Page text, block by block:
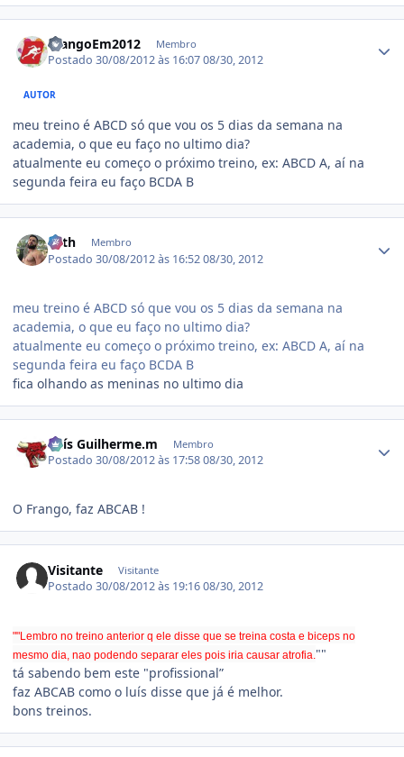
FrangoEm2012 Membro
Postado30/08/2012 às 16:0708/30, 2012
AUTOR
meu treino é ABCD só que vou os 5 dias da semana na
academia, o que eu faço no ultimo dia?
atualmente eu começo o próximo treino, ex: ABCD A, aí na
segunda feira eu faço BCDA B
14th Membro
Postado30/08/2012 às 16:5208/30, 2012
meu treino é ABCD só que vou os 5 dias da semana na
academia, o que eu faço no ultimo dia?
atualmente eu começo o próximo treino, ex: ABCD A, aí na
segunda feira eu faço BCDA B
fica olhando as meninas no ultimo dia
Luís Guilherme.m Membro
Postado30/08/2012 às 17:5808/30, 2012
O Frango, faz ABCAB !
Visitante Visitante
Postado30/08/2012 às 19:1608/30, 2012
""Lembro no treino anterior q ele disse que se treina costa e biceps no
mesmo dia, nao podendo separar eles pois iria causar atrofia.""
tá sabendo bem este "profissional”
faz ABCAB como o luís disse que já é melhor.
bons treinos.